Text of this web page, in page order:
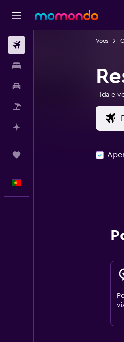
Voos
Ida e